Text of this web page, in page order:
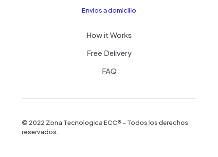
Envíos a domicilio
How it Works
Free Delivery
FAQ
© 2022 Zona Tecnologica ECC® - Todos los derechos
reservados.